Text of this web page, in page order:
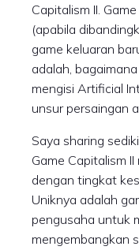
Capitalism II.
(apabila
game keluaran
adalah,
mengisi Artificial
unsur persaingan
Saya sharing
Game Capitalism
dengan tingkat
Uniknya adalah
pengusaha untuk
mengembangkan